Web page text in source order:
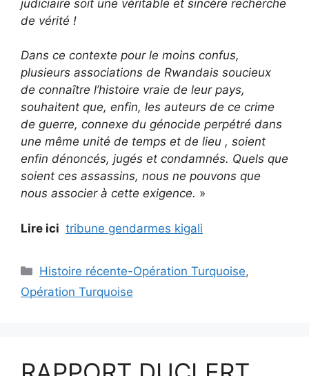
judiciaire soit une véritable et sincère recherche
de vérité !
Dans ce contexte pour le moins confus,
plusieurs associations de Rwandais soucieux
de connaître l’histoire vraie de leur pays,
souhaitent que, enfin, les auteurs de ce crime
de guerre, connexe du génocide perpétré dans
une même unité de temps et de lieu , soient
enfin dénoncés, jugés et condamnés. Quels que
soient ces assassins, nous ne pouvons que
nous associer à cette exigence. »
Lire ici tribune gendarmes kigali
Catégories
Histoire récente-Opération Turquoise,
Opération Turquoise